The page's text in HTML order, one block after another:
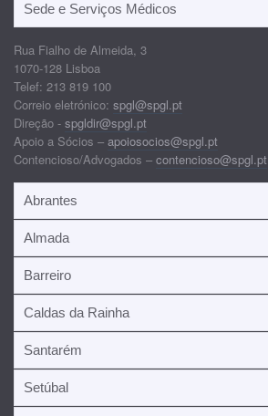
Sede e Serviços Médicos
Rua Fialho de Almeida, 3
1070-128 Lisboa
Telef: 213 819 100
Correio eletrónico: spgl@spgl.pt
Direção - spgldir@spgl.pt
Apoio a Sócios – apoiosocios@spgl.pt
Contencioso/Advogados – contencioso@spgl.pt
Abrantes
Almada
Barreiro
Caldas da Rainha
Santarém
Setúbal